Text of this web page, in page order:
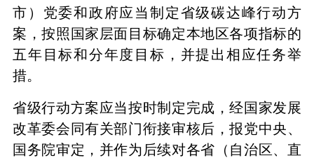
市）党委和政府应当制定省级碳达峰行动方
案，按照国家层面目标确定本地区各项指标的
五年目标和分年度目标，并提出相应任务举
措。
省级行动方案应当按时制定完成，经国家发展
改革委会同有关部门衔接审核后，报党中央、
国务院审定，并作为后续对各省（自治区、直